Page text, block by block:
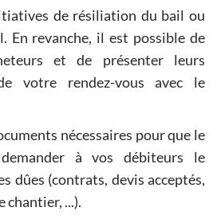
de résiliation du bail ou
En revanche, il est possible de
et de présenter leurs
votre rendez-vous avec le
nécessaires pour que le
à vos débiteurs le
dûes (contrats, devis acceptés,
chantier, ...).